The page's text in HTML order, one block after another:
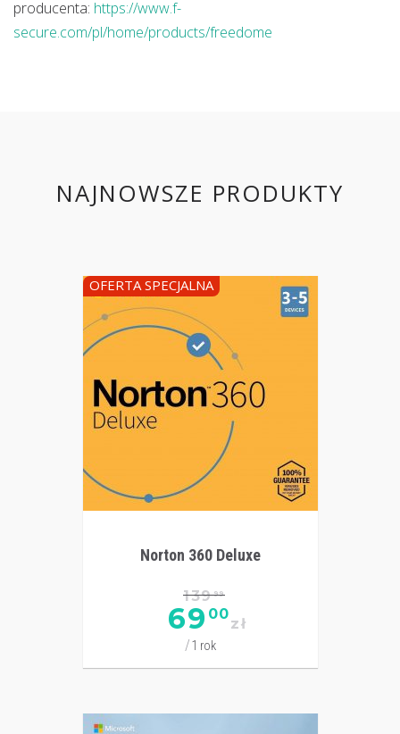
producenta: https://www.f-
secure.com/pl/home/products/freedome
NAJNOWSZE PRODUKTY
OFERTA SPECJALNA
Norton 360 Deluxe
13999
69 00
zł
1 rok